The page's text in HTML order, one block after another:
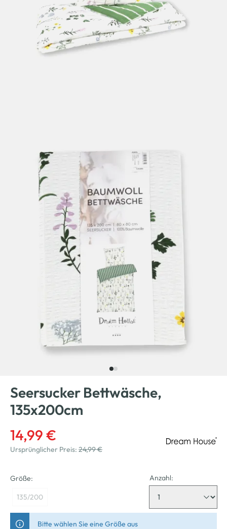
Seersucker Bettwäsche,
135x200cm
14,99 €
Ursprünglicher Preis: 24,99 €
Größe:
135/200
Anzahl:
Bitte wählen Sie eine Größe aus